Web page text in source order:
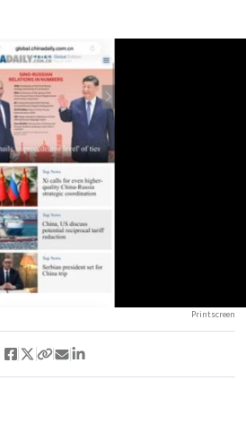
Printscreen